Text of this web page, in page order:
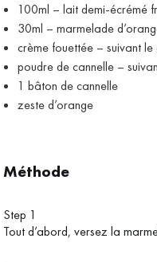
100ml – lait demi-écrémé
30ml – marmelade
crème fouettée – suivant le
poudre de cannelle –
1 bâton de cannelle
zeste d’orange
Méthode
Step 1
Tout d’abord, versez la